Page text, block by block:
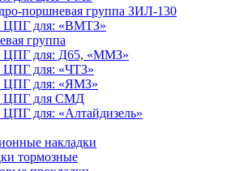
поршневая группа ЗИЛ-130
ЦПГ для: «ВМТЗ»
группа
ЦПГ для: Д65, «ММЗ»
ЦПГ для: «ЧТЗ»
ЦПГ для: «ЯМЗ»
ЦПГ для СМД
ЦПГ для: «Алтайдизель»
накладки
тормозные